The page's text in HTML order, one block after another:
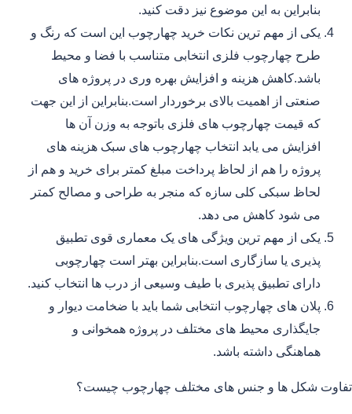
بنابراین به این موضوع نیز دقت کنید.
یکی از مهم ترین نکات خرید چهارچوب این است که رنگ و
طرح چهارچوب فلزی انتخابی متناسب با فضا و محیط
باشد.کاهش هزینه و افزایش بهره وری در پروژه های
صنعتی از اهمیت بالای برخوردار است.بنابراین از این جهت
که قیمت چهارچوب های فلزی باتوجه به وزن آن ها
افزایش می یابد انتخاب چهارچوب های سبک هزینه های
پروژه را هم از لحاظ پرداخت مبلغ کمتر برای خرید و هم از
لحاظ سبکی کلی سازه که منجر به طراحی و مصالح کمتر
می شود کاهش می دهد.
یکی از مهم ترین ویژگی های یک معماری قوی تطبیق
پذیری یا سازگاری است.بنابراین بهتر است چهارچوبی
دارای تطبیق پذیری با طیف وسیعی از درب ها انتخاب کنید.
پلان های چهارچوب انتخابی شما باید با ضخامت دیوار و
جایگذاری محیط های مختلف در پروژه همخوانی و
هماهنگی داشته باشد.
تفاوت شکل ها و جنس های مختلف چهارچوب چیست؟